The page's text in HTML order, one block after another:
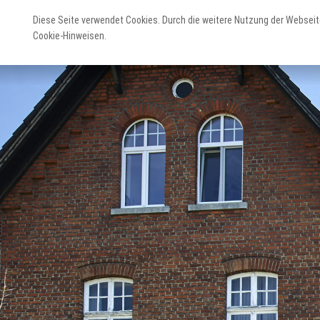
Diese Seite verwendet Cookies. Durch die weitere Nutzung der
Cookie-Hinweisen.